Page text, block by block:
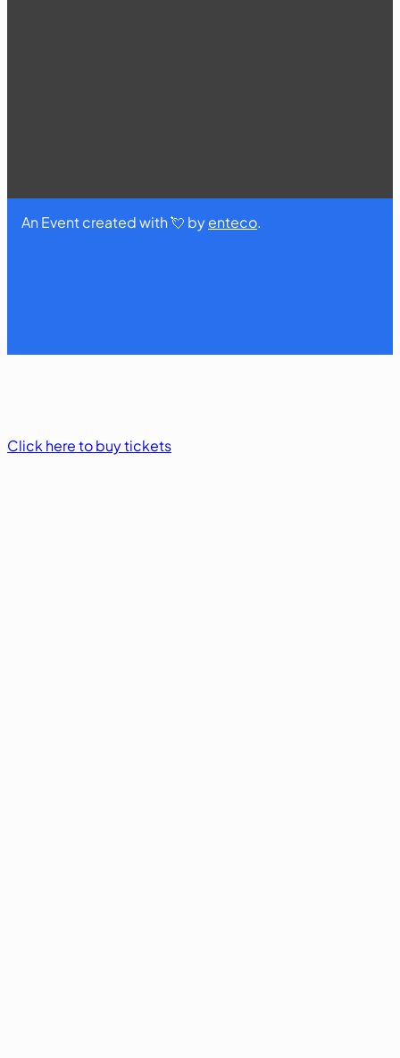
An Event created with 💘 byenteco.
Click here to buy tickets